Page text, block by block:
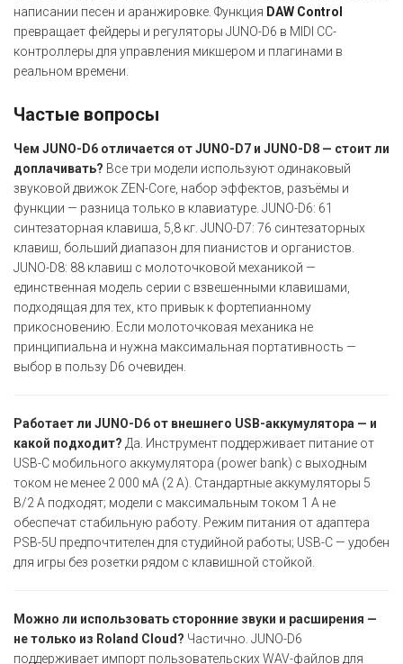
написании песен и аранжировке. Функция DAW Control
превращает фейдеры и регуляторы JUNO-D6 в MIDI CC-
контроллеры для управления микшером и плагинами в
реальном времени.
Частые вопросы
Чем JUNO-D6 отличается от JUNO-D7 и JUNO-D8 — стоит ли
доплачивать? Все три модели используют одинаковый
звуковой движок ZEN-Core, набор эффектов, разъёмы и
функции — разница только в клавиатуре. JUNO-D6: 61
синтезаторная клавиша, 5,8 кг. JUNO-D7: 76 синтезаторных
клавиш, больший диапазон для пианистов и органистов.
JUNO-D8: 88 клавиш с молоточковой механикой —
единственная модель серии с взвешенными клавишами,
подходящая для тех, кто привык к фортепианному
прикосновению. Если молоточковая механика не
принципиальна и нужна максимальная портативность —
выбор в пользу D6 очевиден.
Работает ли JUNO-D6 от внешнего USB-аккумулятора — и
какой подходит? Да. Инструмент поддерживает питание от
USB-C мобильного аккумулятора (power bank) с выходным
током не менее 2 000 мА (2 А). Стандартные аккумуляторы 5
В/2 А подходят; модели с максимальным током 1 А не
обеспечат стабильную работу. Режим питания от адаптера
PSB-5U предпочтителен для студийной работы; USB-C — удобен
для игры без розетки рядом с клавишной стойкой.
Можно ли использовать сторонние звуки и расширения —
не только из Roland Cloud? Частично. JUNO-D6
поддерживает импорт пользовательских WAV-файлов для